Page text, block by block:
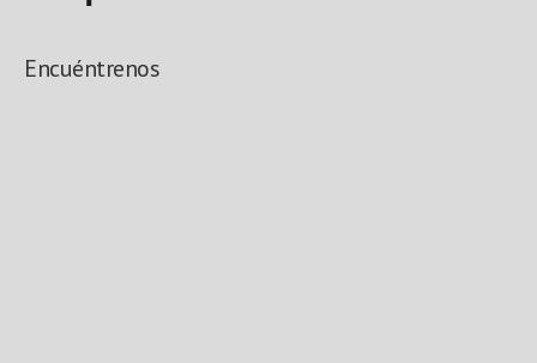
Encuéntrenos